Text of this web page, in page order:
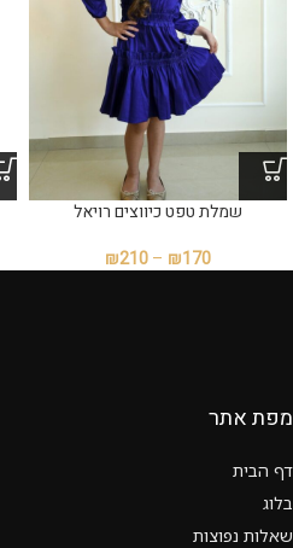
שמלת טפט כיווצים רויאל
₪170
–
₪210
מפת אתר
דף הבית
בלוג
שאלות נפוצות